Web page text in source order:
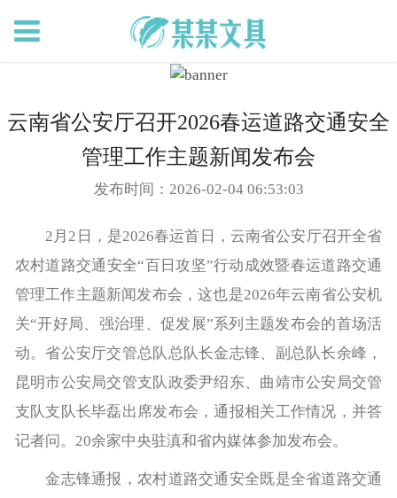
云南省公安厅召开2026春运道路交通安全
管理工作主题新闻发布会
发布时间：2026-02-04 06:53:03
2月2日，是2026春运首日，云南省公安厅召开全省
农村道路交通安全“百日攻坚”行动成效暨春运道路交通
管理工作主题新闻发布会，这也是2026年云南省公安机
关“开好局、强治理、促发展”系列主题发布会的首场活
动。省公安厅交管总队总队长金志锋、副总队长余峰，
昆明市公安局交管支队政委尹绍东、曲靖市公安局交管
支队支队长毕磊出席发布会，通报相关工作情况，并答
记者问。20余家中央驻滇和省内媒体参加发布会。
金志锋通报，农村道路交通安全既是全省道路交通